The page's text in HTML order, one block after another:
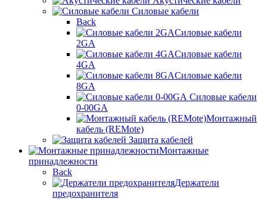
Силовые кабели
Back
Силовые кабели
2GA
Силовые кабели
4GA
Силовые кабели
8GA
Силовые кабели
0-00GA
Монтажный
кабель (REMote)
Защита кабелей
Монтажные
принадлежности
Back
Держатели
предохранителя